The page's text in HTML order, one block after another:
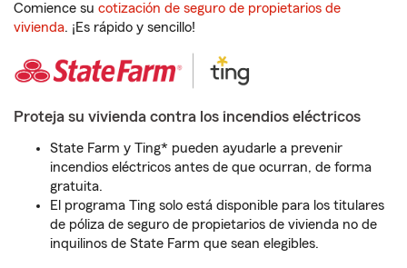
Comience su cotización de seguro de propietarios de
vivienda. ¡Es rápido y sencillo!
Proteja su vivienda contra los incendios eléctricos
State Farm y Ting* pueden ayudarle a prevenir
incendios eléctricos antes de que ocurran, de forma
gratuita.
El programa Ting solo está disponible para los titulares
de póliza de seguro de propietarios de vivienda no de
inquilinos de State Farm que sean elegibles.